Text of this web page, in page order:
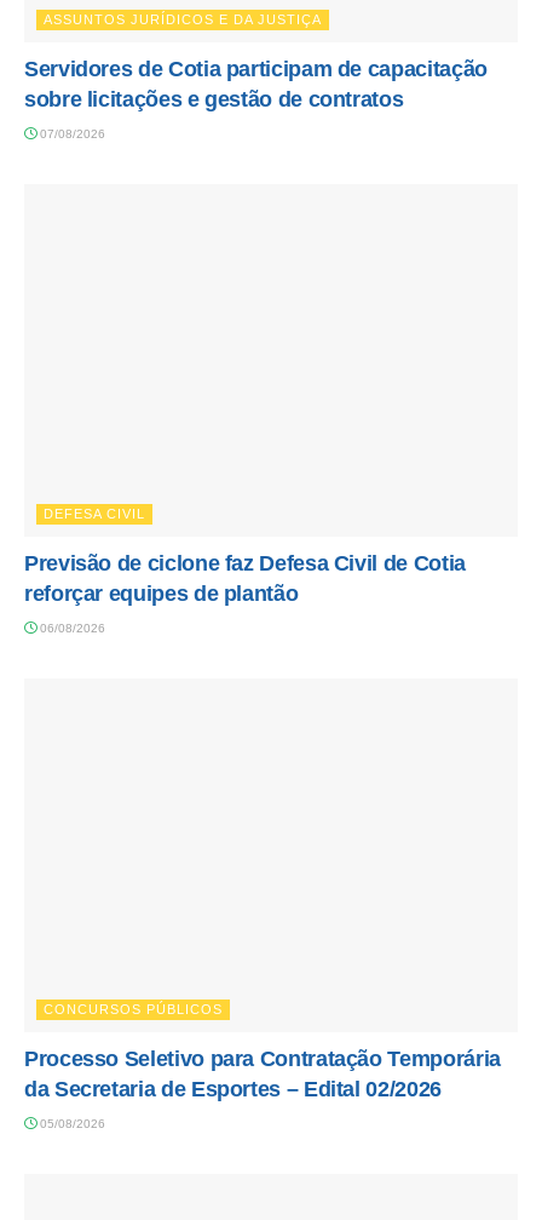
ASSUNTOS JURÍDICOS E DA JUSTIÇA
Servidores de Cotia participam de capacitação
sobre licitações e gestão de contratos
07/08/2026
DEFESA CIVIL
Previsão de ciclone faz Defesa Civil de Cotia
reforçar equipes de plantão
06/08/2026
CONCURSOS PÚBLICOS
Processo Seletivo para Contratação Temporária
da Secretaria de Esportes – Edital 02/2026
05/08/2026